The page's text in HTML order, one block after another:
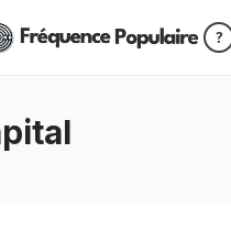
?
Nous soutenir